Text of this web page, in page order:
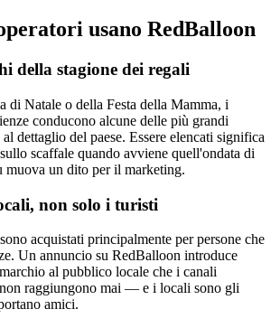
usano RedBalloon
della stagione dei regali
di Natale o della Festa della Mamma, i
conducono alcune delle più grandi
dettaglio del paese. Essere elencati significa
scaffale quando avviene quell'ondata di
muova un dito per il marketing.
non solo i turisti
acquistati principalmente per persone che
Un annuncio su RedBalloon introduce
al pubblico locale che i canali
raggiungono mai — e i locali sono gli
amici.